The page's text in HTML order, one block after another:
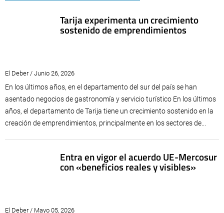
Tarija experimenta un crecimiento
sostenido de emprendimientos
El Deber / Junio 26, 2026
En los últimos años, en el departamento del sur del país se han
asentado negocios de gastronomía y servicio turístico En los últimos
años, el departamento de Tarija tiene un crecimiento sostenido en la
creación de emprendimientos, principalmente en los sectores de...
Entra en vigor el acuerdo UE-Mercosur
con «beneficios reales y visibles»
El Deber / Mayo 05, 2026